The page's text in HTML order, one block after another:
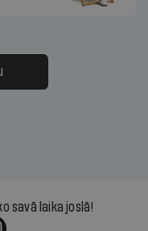
savā laika joslā!